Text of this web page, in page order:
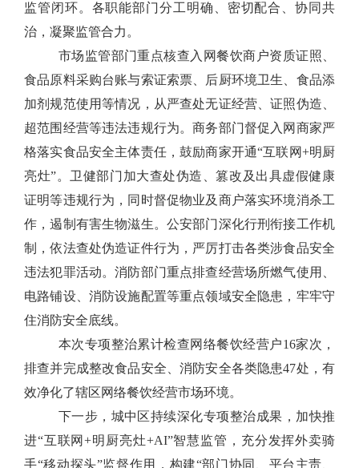
监管闭环。各职能部门分工明确、密切配合、协同共
治，凝聚监管合力。
市场监管部门重点核查入网餐饮商户资质证照、
食品原料采购台账与索证索票、后厨环境卫生、食品添
加剂规范使用等情况，从严查处无证经营、证照伪造、
超范围经营等违法违规行为。商务部门督促入网商家严
格落实食品安全主体责任，鼓励商家开通“互联网+明厨
亮灶”。卫健部门加大查处伪造、篡改及出具虚假健康
证明等违规行为，同时督促物业及商户落实环境消杀工
作，遏制有害生物滋生。公安部门深化行刑衔接工作机
制，依法查处伪造证件行为，严厉打击各类涉食品安全
违法犯罪活动。消防部门重点排查经营场所燃气使用、
电路铺设、消防设施配置等重点领域安全隐患，牢牢守
住消防安全底线。
本次专项整治累计检查网络餐饮经营户16家次，
排查并完成整改食品安全、消防安全各类隐患47处，有
效净化了辖区网络餐饮经营市场环境。
下一步，城中区持续深化专项整治成果，加快推
进“互联网+明厨亮灶+AI”智慧监管，充分发挥外卖骑
手“移动探头”监督作用，构建“部门协同、平台主责、